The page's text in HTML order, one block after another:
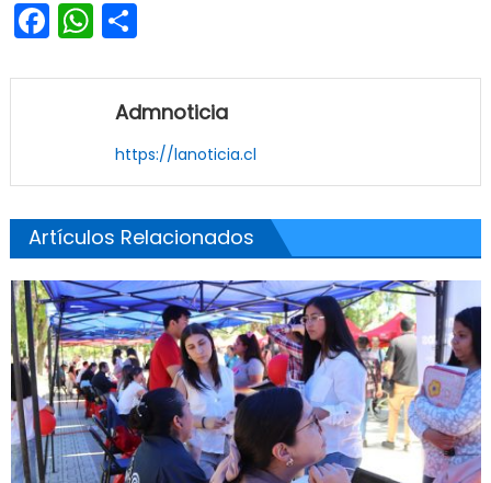
Facebook
WhatsApp
Share
Admnoticia
https://lanoticia.cl
Artículos Relacionados